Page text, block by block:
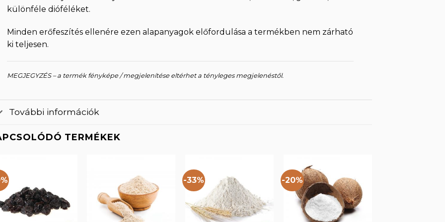
különféle dióféléket.
Minden erőfeszítés ellenére ezen alapanyagok előfordulása a termékben nem zárható
ki teljesen.
MEGJEGYZÉS – a termék fényképe / megjelenítése eltérhet a tényleges megjelenéstől.
További információk
TERMÉKEK
Kedvencekhez Kedvencekhez
-33%
Kedvencekhez
-20%
Kedvencekhez